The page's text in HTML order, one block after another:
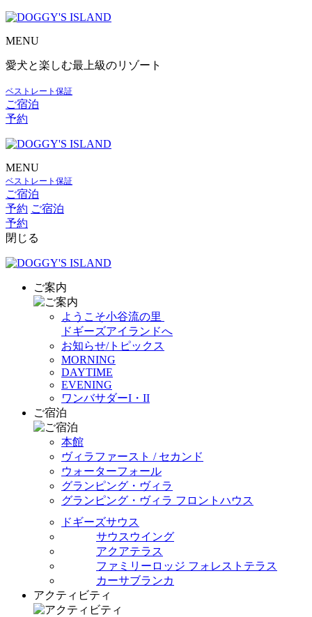
MENU
愛犬と楽しむ最上級のリゾート
ベストレート保証
ご宿泊
予約
MENU
ベストレート保証
ご宿泊
予約 ご宿泊
予約
閉じる
ご案内
ようこそ小谷流の里
ドギーズアイランドへ
お知らせ/トピックス
MORNING
DAYTIME
EVENING
ワンバサダーI・II
ご宿泊
本館
ヴィラファースト / セカンド
ウォーターフォール
グランピング・ヴィラ
グランピング・ヴィラ フロントハウス
ドギーズサウス
サウスウイング
アクアテラス
ファミリーロッジ フォレストテラス
カーサブランカ
アクティビティ